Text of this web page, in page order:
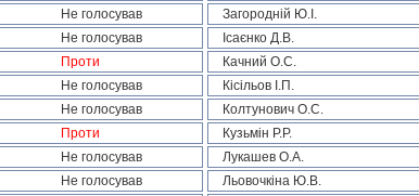
Не голосував Загородній Ю.І.
Не голосував Ісаєнко Д.В.
Проти Качний О.С.
Не голосував Кісільов І.П.
Не голосував Колтунович О.С.
Проти Кузьмін Р.Р.
Не голосував Лукашев О.А.
Не голосував Льовочкіна Ю.В.